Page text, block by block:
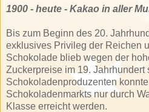
1900 - heute - Kakao in aller
Bis zum Beginn des 20.
exklusives Privileg der Reichen
Schokolade blieb wegen der
Zuckerpreise im 19. Jahrhundert
Schokoladenproduzenten
Schokoladenmarkts nur durch
Klasse erreicht werden.